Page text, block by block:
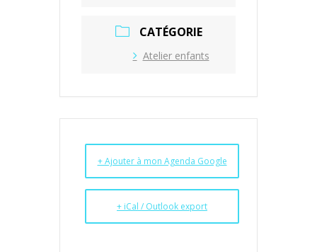
CATÉGORIE
Atelier enfants
+ Ajouter à mon Agenda Google
+ iCal / Outlook export